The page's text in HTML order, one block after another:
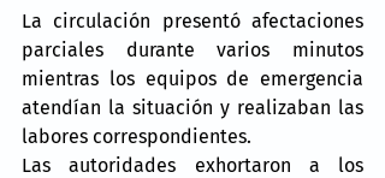
La circulación presentó afectaciones
parciales durante varios minutos
mientras los equipos de emergencia
atendían la situación y realizaban las
labores correspondientes.
Las autoridades exhortaron a los